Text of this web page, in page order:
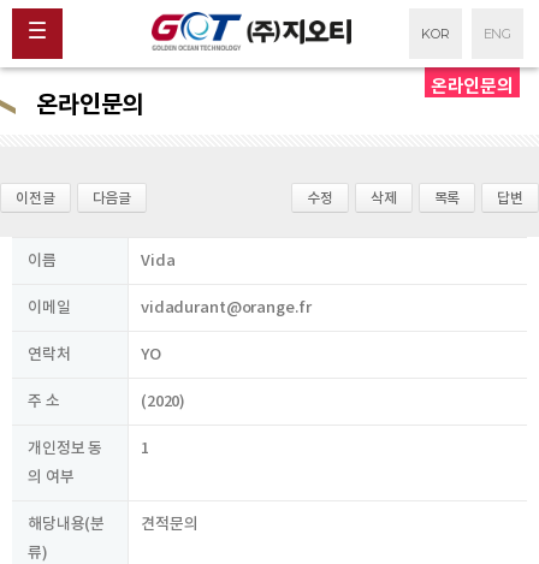
KOR ENG
온라인문의
온라인문의
이전글 다음글 수정 삭제 목록 답변
이름 Vida
이메일 vidadurant@orange.fr
연락처 YO
주 소 (2020)
개인정보 동
의 여부
1
해당내용(분
류)
견적문의